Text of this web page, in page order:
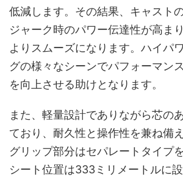
低減します。その結果、キャスト
ジャーク時のパワー伝達性が高ま
よりスムーズになります。ハイパ
グの様々なシーンでパフォーマン
を向上させる助けとなります。
また、軽量設計でありながら芯の
ており、耐久性と操作性を兼ね備
グリップ部分はセパレートタイプ
シート位置は333ミリメートルに